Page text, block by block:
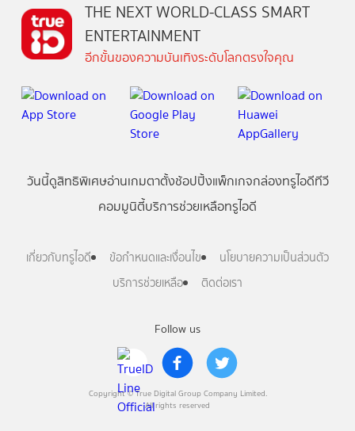
Follow us
Copyright © True Digital Group Company Limited.
All rights reserved
THE NEXT WORLD-CLASS SMART
ENTERTAINMENT
อีกขั้นของความบันเทิงระดับโลกตรงใจคุณ
วันนี้ดูสิทธิพิเศษอ่านเกมตาตั้งช้อปปิ้งแพ็กเกจกล่องทรูไอดีทีวี
คอมมูนิตี้บริการช่วยเหลือทรูไอดี
เกี่ยวกับทรูไอดี ข้อกำหนดและเงื่อนไข
นโยบายความเป็นส่วนตัว
บริการช่วยเหลือ
ติดต่อเรา